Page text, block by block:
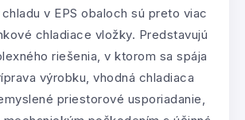
v EPS obaloch sú preto viac
chladiace vložky. Predstavujú
riešenia, v ktorom sa spája
výrobku, vhodná chladiaca
priestorové usporiadanie,